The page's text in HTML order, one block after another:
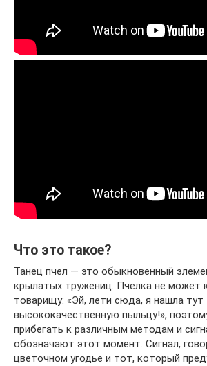
Что это такое?
Танец пчел — это обыкновенный
крылатых тружениц. Пчелка не может
товарищу: «Эй, лети сюда, я нашла тут
высококачественную пыльцу!»,
прибегать к различным методам и
обозначают этот момент. Сигнал,
цветочном угодье и тот, который